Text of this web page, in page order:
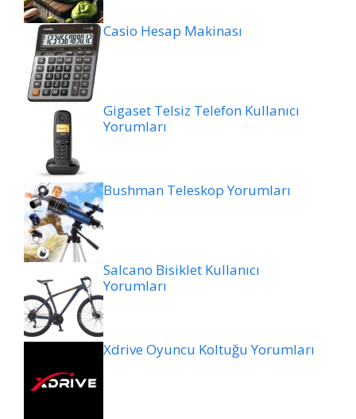
Casio Hesap Makinası
Gigaset Telsiz Telefon Kullanıcı
Yorumları
Bushman Teleskop Yorumları
Salcano Bisiklet Kullanıcı
Yorumları
Xdrive Oyuncu Koltuğu Yorumları